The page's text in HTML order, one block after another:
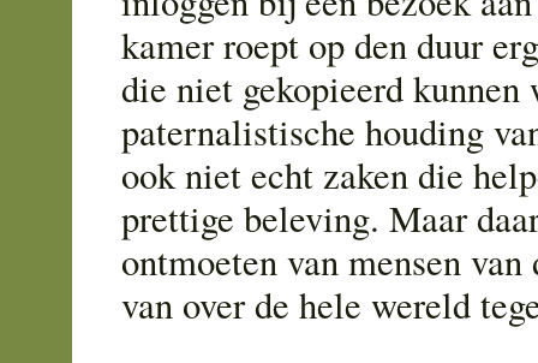
kamer roept op den duur
die niet gekopieerd kunnen
paternalistische houding
ook niet echt zaken die
prettige beleving. Maar
ontmoeten van mensen
van over de hele wereld